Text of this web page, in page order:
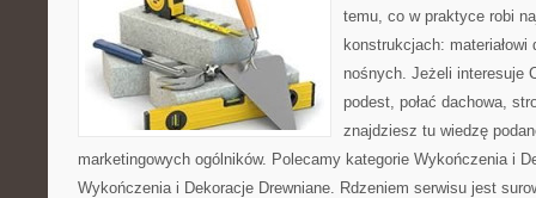
temu, co w praktyce robi
konstrukcjach:
nośnych. Jeżeli interesuje
podest, połać dachowa,
znajdziesz tu wiedzę
marketingowych ogólników. Polecamy kategorie Wykończenia i
Wykończenia i Dekoracje Drewniane. Rdzeniem serwisu jest